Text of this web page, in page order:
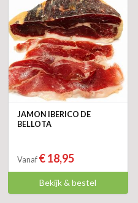
JAMON IBERICO DE
BELLOTA
Vanaf € 18,95
Bekijk & bestel